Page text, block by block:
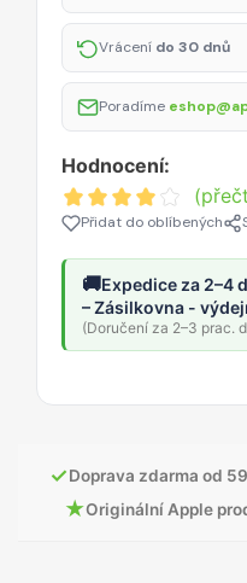
Vrácení do 30 dnů
Poradíme
Hodnocení:
Přidat do oblíbených
🚚Expedice za 2–4
– Zásilkovna -
(Doručení za 2–3 prac.
✓Doprava zdarma od
★Originální Apple